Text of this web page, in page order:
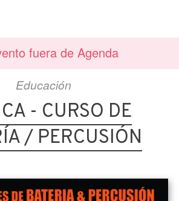
fuera de Agenda
Educación
- CURSO DE
/ PERCUSIÓN